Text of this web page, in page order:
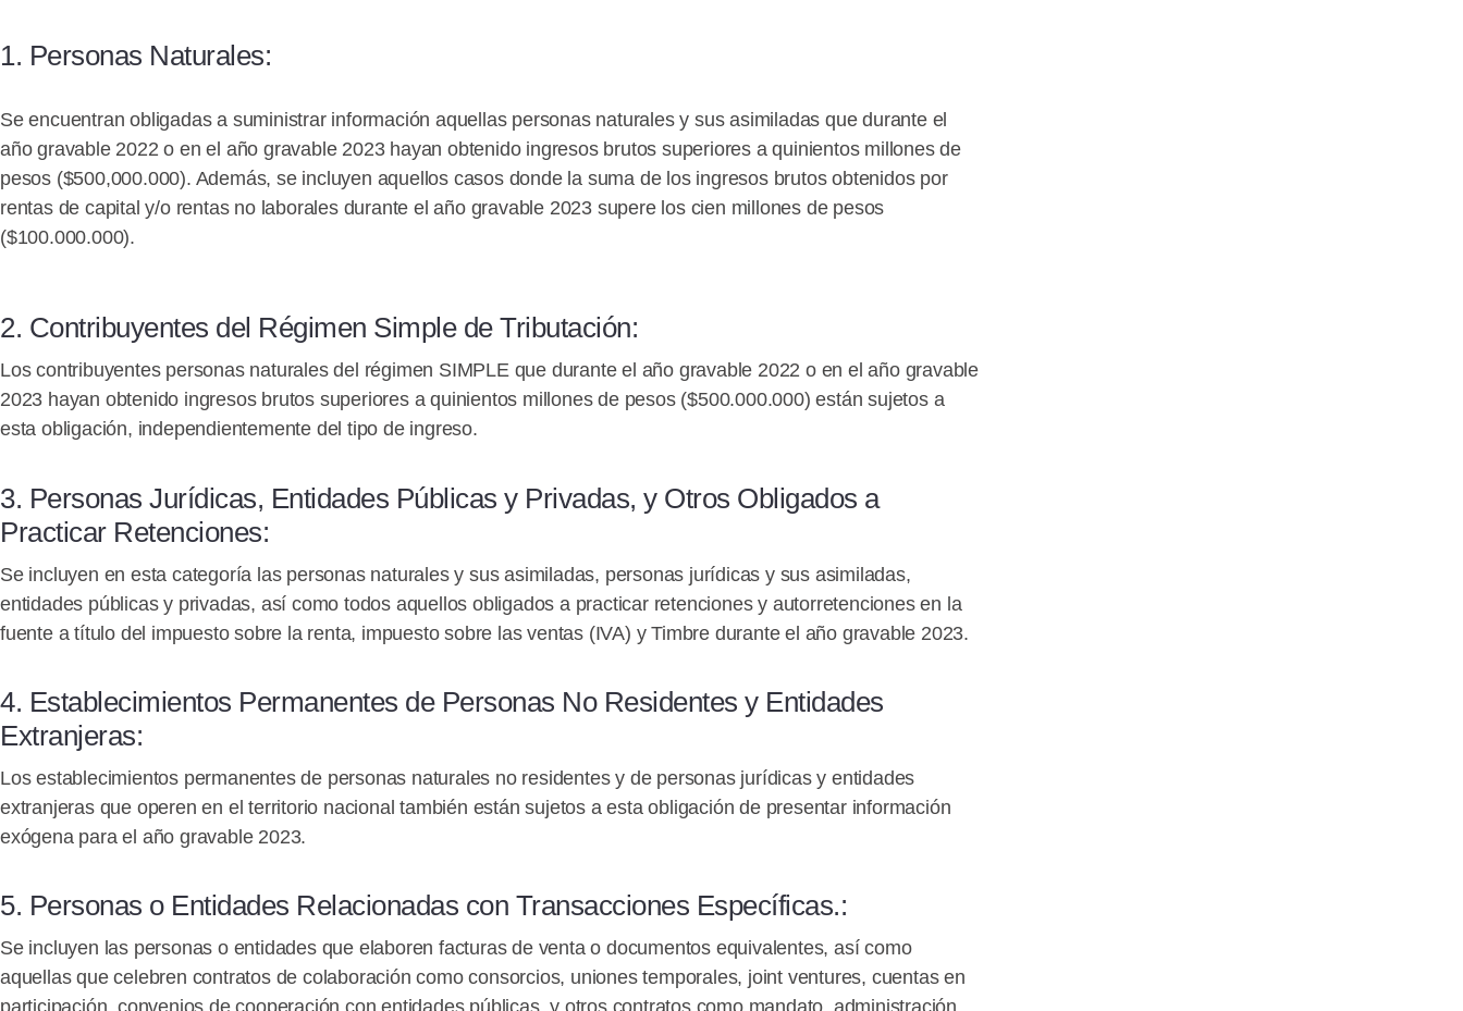
1. Personas Naturales:
Se encuentran obligadas a suministrar información aquellas personas naturales y sus asimiladas que durante el
año gravable 2022 o en el año gravable 2023 hayan obtenido ingresos brutos superiores a quinientos millones de
pesos ($500,000.000). Además, se incluyen aquellos casos donde la suma de los ingresos brutos obtenidos por
rentas de capital y/o rentas no laborales durante el año gravable 2023 supere los cien millones de pesos
($100.000.000).
2. Contribuyentes del Régimen Simple de Tributación:
Los contribuyentes personas naturales del régimen SIMPLE que durante el año gravable 2022 o en el año gravable
2023 hayan obtenido ingresos brutos superiores a quinientos millones de pesos ($500.000.000) están sujetos a
esta obligación, independientemente del tipo de ingreso.
3. Personas Jurídicas, Entidades Públicas y Privadas, y Otros Obligados a
Practicar Retenciones:
Se incluyen en esta categoría las personas naturales y sus asimiladas, personas jurídicas y sus asimiladas,
entidades públicas y privadas, así como todos aquellos obligados a practicar retenciones y autorretenciones en la
fuente a título del impuesto sobre la renta, impuesto sobre las ventas (IVA) y Timbre durante el año gravable 2023.
4. Establecimientos Permanentes de Personas No Residentes y Entidades
Extranjeras:
Los establecimientos permanentes de personas naturales no residentes y de personas jurídicas y entidades
extranjeras que operen en el territorio nacional también están sujetos a esta obligación de presentar información
exógena para el año gravable 2023.
5. Personas o Entidades Relacionadas con Transacciones Específicas.:
Se incluyen las personas o entidades que elaboren facturas de venta o documentos equivalentes, así como
aquellas que celebren contratos de colaboración como consorcios, uniones temporales, joint ventures, cuentas en